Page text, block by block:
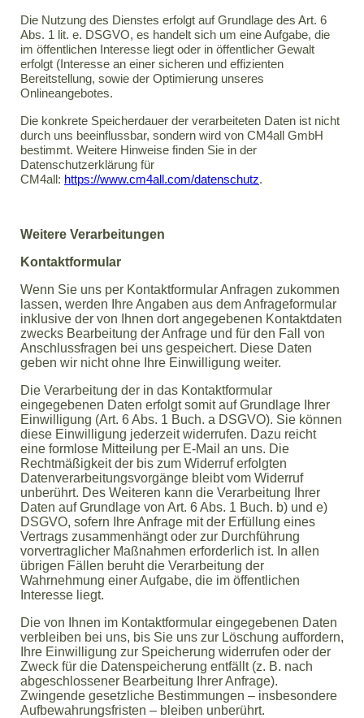
Die Nutzung des Dienstes erfolgt auf Grundlage des Art. 6
Abs. 1 lit. e. DSGVO, es handelt sich um eine Aufgabe, die
im öffentlichen Interesse liegt oder in öffentlicher Gewalt
erfolgt (Interesse an einer sicheren und effizienten
Bereitstellung, sowie der Optimierung unseres
Onlineangebotes.
Die konkrete Speicherdauer der verarbeiteten Daten ist nicht
durch uns beeinflussbar, sondern wird von CM4all GmbH
bestimmt. Weitere Hinweise finden Sie in der
Datenschutzerklärung für
CM4all: https://www.cm4all.com/datenschutz.
Weitere Verarbeitungen
Kontaktformular
Wenn Sie uns per Kontaktformular Anfragen zukommen
lassen, werden Ihre Angaben aus dem Anfrageformular
inklusive der von Ihnen dort angegebenen Kontaktdaten
zwecks Bearbeitung der Anfrage und für den Fall von
Anschlussfragen bei uns gespeichert. Diese Daten
geben wir nicht ohne Ihre Einwilligung weiter.
Die Verarbeitung der in das Kontaktformular
eingegebenen Daten erfolgt somit auf Grundlage Ihrer
Einwilligung (Art. 6 Abs. 1 Buch. a DSGVO). Sie können
diese Einwilligung jederzeit widerrufen. Dazu reicht
eine formlose Mitteilung per E-Mail an uns. Die
Rechtmäßigkeit der bis zum Widerruf erfolgten
Datenverarbeitungsvorgänge bleibt vom Widerruf
unberührt. Des Weiteren kann die Verarbeitung Ihrer
Daten auf Grundlage von Art. 6 Abs. 1 Buch. b) und e)
DSGVO, sofern Ihre Anfrage mit der Erfüllung eines
Vertrags zusammenhängt oder zur Durchführung
vorvertraglicher Maßnahmen erforderlich ist. In allen
übrigen Fällen beruht die Verarbeitung der
Wahrnehmung einer Aufgabe, die im öffentlichen
Interesse liegt.
Die von Ihnen im Kontaktformular eingegebenen Daten
verbleiben bei uns, bis Sie uns zur Löschung auffordern,
Ihre Einwilligung zur Speicherung widerrufen oder der
Zweck für die Datenspeicherung entfällt (z. B. nach
abgeschlossener Bearbeitung Ihrer Anfrage).
Zwingende gesetzliche Bestimmungen – insbesondere
Aufbewahrungsfristen – bleiben unberührt.